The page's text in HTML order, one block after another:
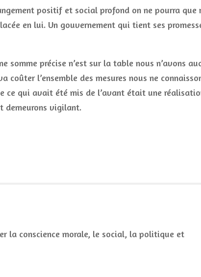
positif et social profond on ne pourra que
en lui. Un gouvernement qui tient ses
somme précise n’est sur la table nous n’avons
coûter l’ensemble des mesures nous ne
ce qui avait été mis de l’avant était une
demeurons vigilant.
la conscience morale, le social, la politique et